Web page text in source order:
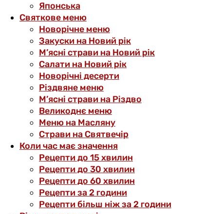
Японська
Святкове меню
Новорічне меню
Закуски на Новий рік
М’ясні страви на Новий рік
Салати на Новий рік
Новорічні десерти
Різдвяне меню
М’ясні страви на Різдво
Великоднє меню
Меню на Масляну
Страви на Святвечір
Коли час має значення
Рецепти до 15 хвилин
Рецепти до 30 хвилин
Рецепти до 60 хвилин
Рецепти за 2 години
Рецепти більш ніж за 2 години